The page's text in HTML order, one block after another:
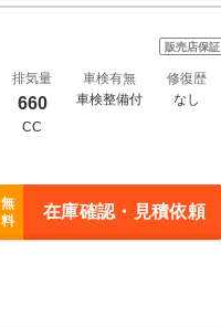
販売店保証
排気量
660
CC
車検有無
車検整備付
修復歴
なし
無
料
在庫確認・見積依頼